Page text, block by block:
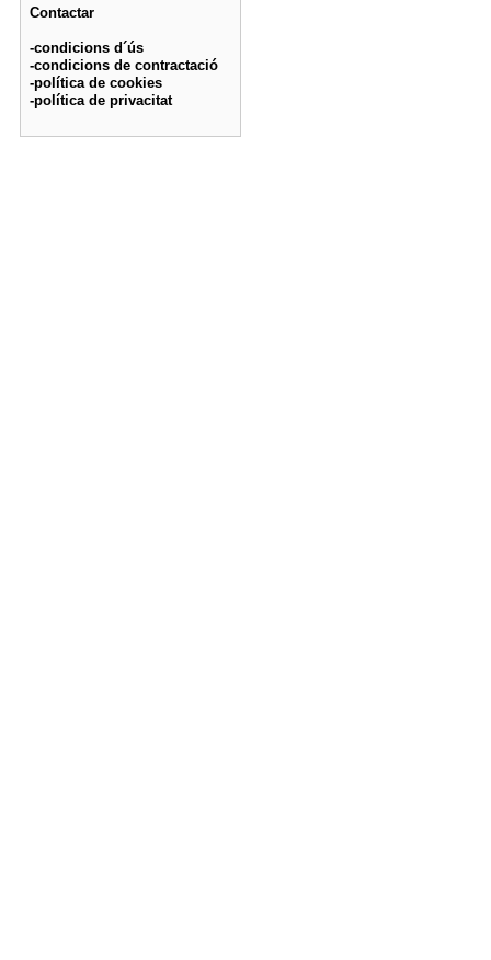
Contactar
-condicions d´ús
-condicions de contractació
-política de cookies
-política de privacitat